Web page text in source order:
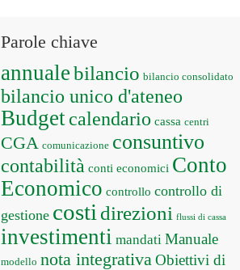
Parole chiave
annualebilancio bilancio consolidato
bilancio unico d'ateneo
Budgetcalendario cassa centri
CGA comunicazione consuntivo
contabilità conti economici Conto
Economico controllo controllo di
gestione costi direzioni flussi di cassa
investimenti mandati Manuale
modello nota integrativa Obiettivi di